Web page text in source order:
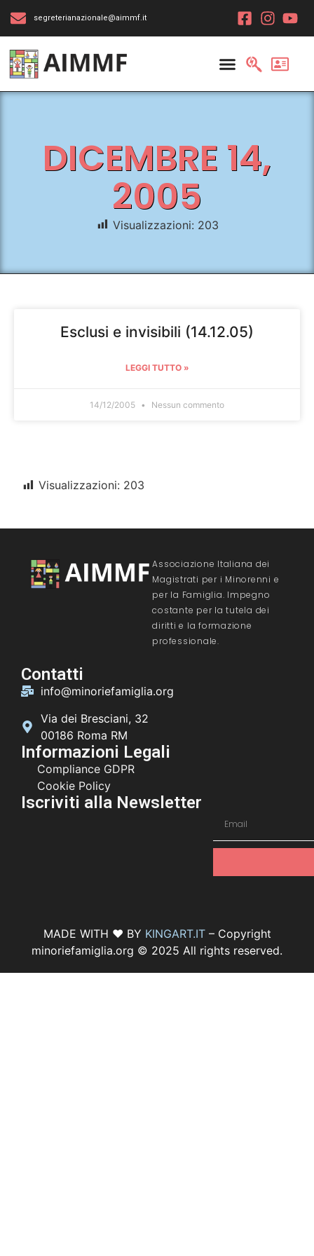
segreterianazionale@aimmf.it
DICEMBRE 14,
2005
Visualizzazioni: 203
Esclusi e invisibili (14.12.05)
LEGGI TUTTO »
14/12/2005 Nessun commento
Visualizzazioni: 203
Associazione Italiana dei
Magistrati per i Minorenni e
per la Famiglia. Impegno
costante per la tutela dei
diritti e la formazione
professionale.
Contatti
info@minoriefamiglia.org
Via dei Bresciani, 32
00186 Roma RM
Informazioni Legali
Compliance GDPR
Cookie Policy
Iscriviti alla Newsletter
MADE WITH ♥ BY KINGART.IT– Copyright
minoriefamiglia.org © 2025 All rights reserved.